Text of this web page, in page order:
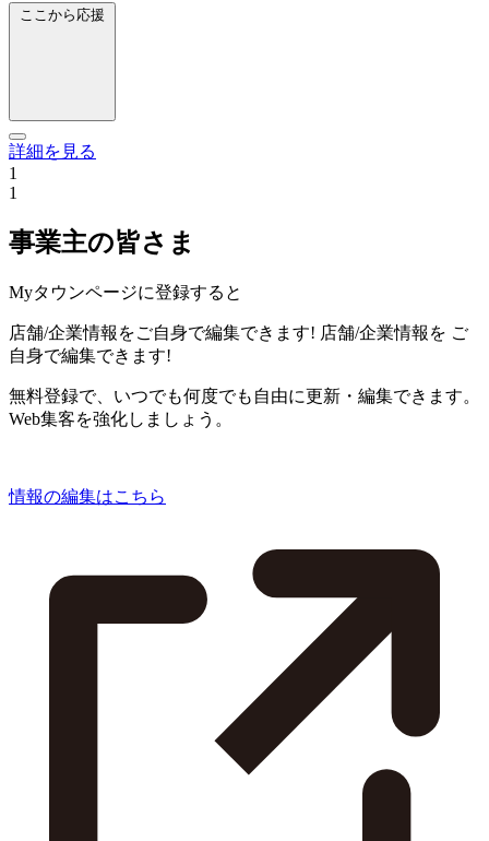
ここから応援
詳細を見る
1
1
事業主の皆さま
Myタウンページに登録すると
店舗/企業情報をご自身で編集できます! 店舗/企業情報を ご
自身で編集できます!
無料登録で、いつでも何度でも自由に更新・編集できます。
Web集客を強化しましょう。
情報の編集はこちら